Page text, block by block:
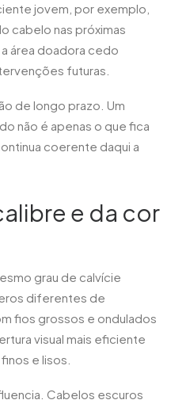
jovem, por exemplo,
cabelo nas próximas
área doadora cedo
futuras.
de longo prazo. Um
não é apenas o que fica
coerente daqui a
e da cor
grau de calvície
diferentes de
fios grossos e ondulados
visual mais eficiente
e lisos.
Cabelos escuros